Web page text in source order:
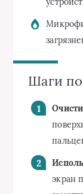
Шаги по
экран